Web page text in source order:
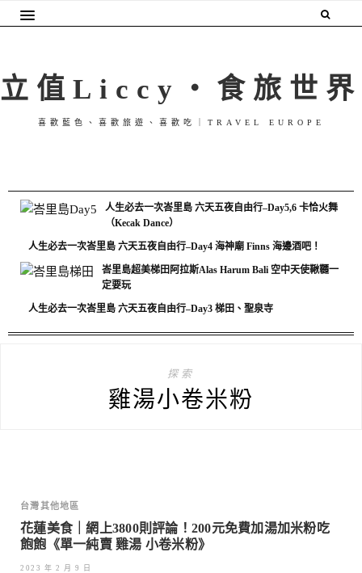
立值Liccy・食旅世界
喜歡藍色、喜歡旅遊、喜歡吃｜TRAVEL EUROPE
人生必去一次峇里島 六天五夜自由行–Day5,6 卡恰火舞
（Kecak Dance）
人生必去一次峇里島 六天五夜自由行–Day4 海神廟 Finns 海邊酒吧！
峇里島超美梯田阿拉斯Alas Harum Bali 空中天使鞦韆一
定要玩
人生必去一次峇里島 六天五夜自由行–Day3 梯田、聖泉寺
探索
雞湯小卷米粉
台灣其他地區
花蓮美食｜網上3800則評論！200元免費加湯加米粉吃
飽飽《單一純賣 雞湯 小卷米粉》
2023 年 2 月 9 日